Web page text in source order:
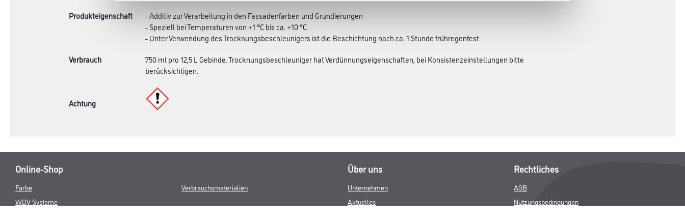
Produkteigenschaft
- Additiv zur Verarbeitung in den Fassadenfarben und Grundierungen
- Speziell bei Temperaturen von +1 °C bis ca. +10 °C
- Unter Verwendung des Trocknungsbeschleunigers ist die Beschichtung nach ca. 1 Stunde frühregenfest
Verbrauch
750 ml pro 12,5 L Gebinde. Trocknungsbeschleuniger hat Verdünnungseigenschaften, bei Konsistenzeinstellungen bitte
berücksichtigen.
Achtung
Online-Shop
Farbe
WDV-Systeme
Verbrauchsmaterialien
Über uns
Unternehmen
Aktuelles
Rechtliches
AGB
Nutzungsbedingungen